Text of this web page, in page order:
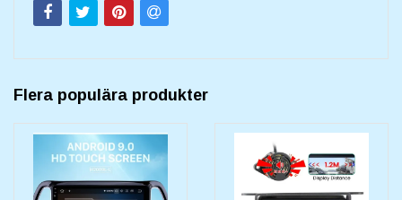
Flera populära produkter